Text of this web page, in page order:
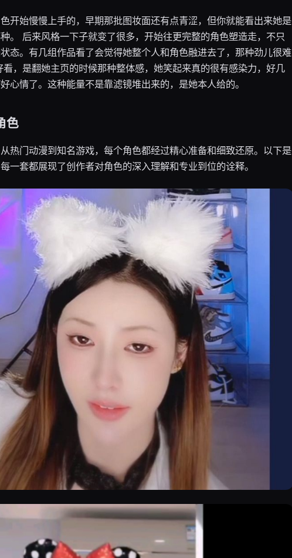
开始慢慢上手的，早期那批图妆面还有点青涩，但你就能看出来她是
。 后来风格一下子就变了很多，开始往更完整的角色塑造走，不只
态。有几组作品看了会觉得她整个人和角色融进去了，那种劲儿很难
，是翻她主页的时候那种整体感，她笑起来真的很有感染力，好几
心情了。这种能量不是靠滤镜堆出来的，是她本人给的。
色
热门动漫到知名游戏，每个角色都经过精心准备和细致还原。以下是
一套都展现了创作者对角色的深入理解和专业到位的诠释。